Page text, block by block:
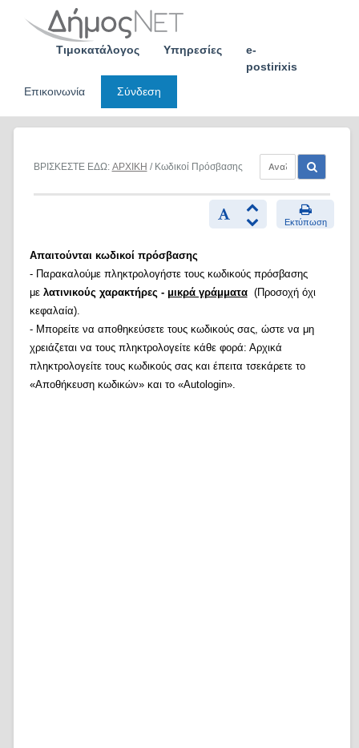
Τιμοκατάλογος Υπηρεσίες
e-
postirixis
Επικοινωνία
Σύνδεση
ΒΡΙΣΚΕΣΤΕ ΕΔΩ: ΑΡΧΙΚΗ / Κωδικοί Πρόσβασης
Εκτύπωση
Απαιτούνται κωδικοί πρόσβασης
- Παρακαλούμε πληκτρολογήστε τους κωδικούς πρόσβασης
με λατινικούς χαρακτήρες - μικρά γράμματα(Προσοχή όχι
κεφαλαία).
- Μπορείτε να αποθηκεύσετε τους κωδικούς σας, ώστε να μη
χρειάζεται να τους πληκτρολογείτε κάθε φορά: Αρχικά
πληκτρολογείτε τους κωδικούς σας και έπειτα τσεκάρετε το
«Αποθήκευση κωδικών» και το «Autologin».